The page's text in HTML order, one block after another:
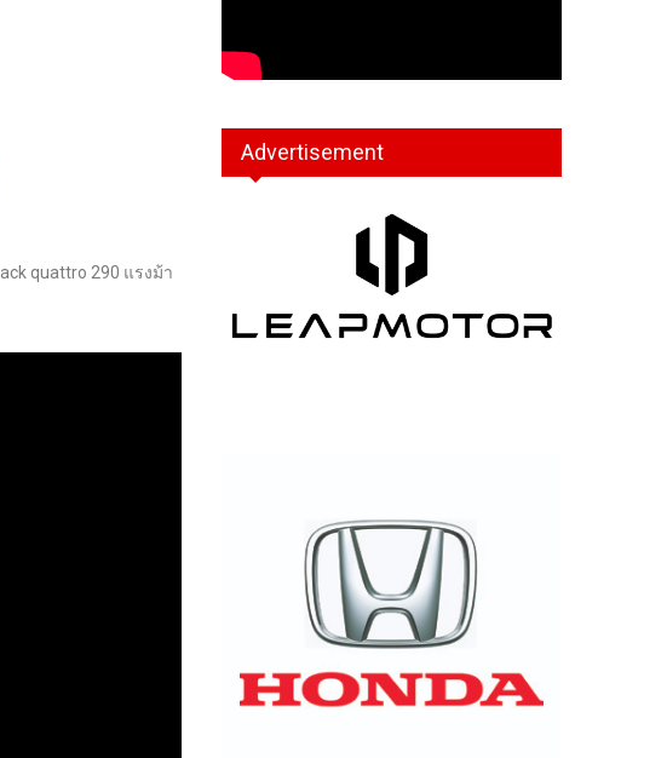
quattro 290 แรงม้า
Advertisement